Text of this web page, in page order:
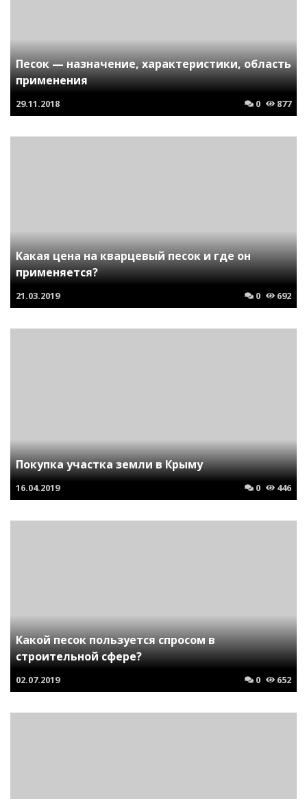
Песок — назначение, характеристики, область
применения
29.11.2018 0 877
Какая цена на кварцевый песок и где он
применяется?
21.03.2019 0 692
Покупка участка земли в Крыму
16.04.2019 0 446
Какой песок пользуется спросом в
строительной сфере?
02.07.2019 0 652